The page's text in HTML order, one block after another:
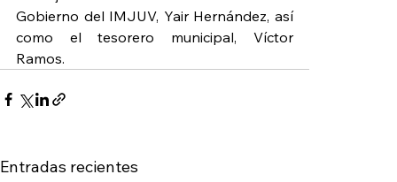
Gobierno del IMJUV, Yair Hernández, así
como el tesorero municipal, Víctor
Ramos.
Entradas recientes